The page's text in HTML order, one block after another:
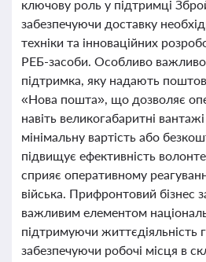
ключову роль у підтримці
забезпечуючи доставку
техніки та інноваційних
РЕБ-засоби. Особливо
підтримка, яку надають
«Нова пошта», що дозволяє
навіть великогабаритні
мінімальну вартість або
підвищує ефективність
сприяє оперативному
війська. Прифронтовий бізнес
важливим елементом
підтримуючи життєдіяльність
забезпечуючи робочі місця в